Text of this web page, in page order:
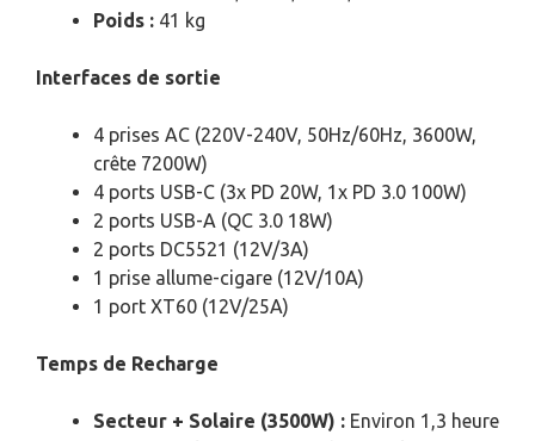
Poids : 41 kg
Interfaces de sortie
4 prises AC (220V-240V, 50Hz/60Hz, 3600W,
crête 7200W)
4 ports USB-C (3x PD 20W, 1x PD 3.0 100W)
2 ports USB-A (QC 3.0 18W)
2 ports DC5521 (12V/3A)
1 prise allume-cigare (12V/10A)
1 port XT60 (12V/25A)
Temps de Recharge
Secteur + Solaire (3500W) : Environ 1,3 heure